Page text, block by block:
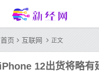
首页 互联网 正文
12出货将略有